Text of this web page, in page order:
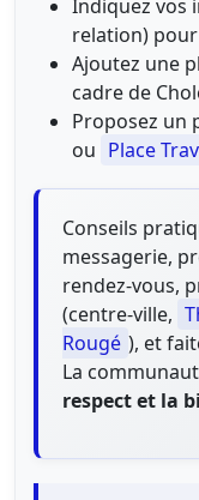
Indiquez vos
relation)
Ajoutez une
cadre de
Proposez un
ou Place
Conseils
messagerie,
rendez-vous,
(centre-ville,
Rougé ), et
La
respect et la